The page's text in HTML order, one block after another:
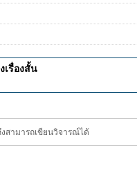
เรื่องสั้น
สามารถเขียนวิจารณ์ได้